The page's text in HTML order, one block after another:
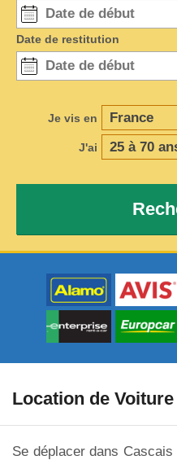
Date de restitution
Je vis en
J'ai
Location de
Se déplacer dans